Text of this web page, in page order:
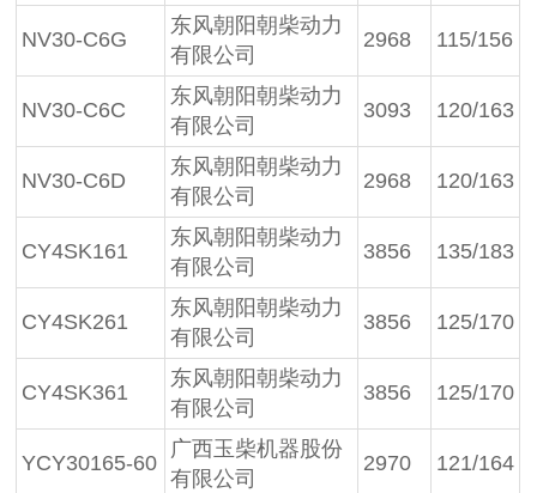
NV30-C6G
东风朝阳朝柴动力
有限公司
2968 115/156
NV30-C6C
东风朝阳朝柴动力
有限公司
3093 120/163
NV30-C6D
东风朝阳朝柴动力
有限公司
2968 120/163
CY4SK161
东风朝阳朝柴动力
有限公司
3856 135/183
CY4SK261
东风朝阳朝柴动力
有限公司
3856 125/170
CY4SK361
东风朝阳朝柴动力
有限公司
3856 125/170
YCY30165-60
广西玉柴机器股份
有限公司
2970 121/164